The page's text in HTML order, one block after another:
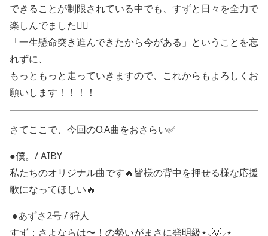
できることが制限されている中でも、すずと日々を全力で
楽しんでました🙂‍↕️
「一生懸命突き進んできたから今がある」ということを忘
れずに、
もっともっと走っていきますので、これからもよろしくお
願いします！！！！
さてここで、今回のO.A曲をおさらい✅
●僕。/ AIBY
私たちのオリジナル曲です🔥皆様の背中を押せる様な応援
歌になってほしい🔥
●あずさ2号 / 狩人
すず：さよならは〜！の勢いがまさに発明級⋆⸜💡⸝⋆